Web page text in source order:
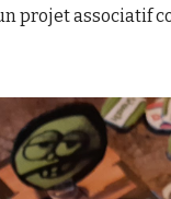
projet associatif